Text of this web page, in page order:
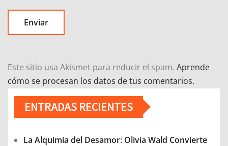
Este sitio usa Akismet para reducir el spam. Aprende
cómo se procesan los datos de tus comentarios.
ENTRADAS RECIENTES
La Alquimia del Desamor: Olivia Wald Convierte